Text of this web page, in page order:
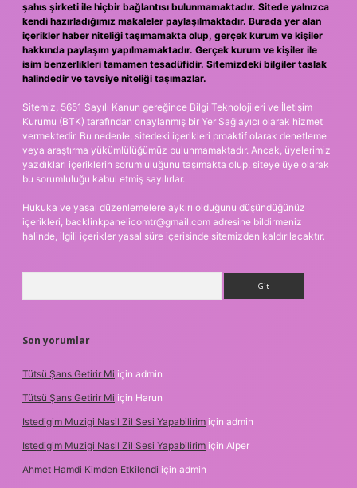
şahıs şirketi ile hiçbir bağlantısı bulunmamaktadır. Sitede yalnızca
kendi hazırladığımız makaleler paylaşılmaktadır. Burada yer alan
içerikler haber niteliği taşımamakta olup, gerçek kurum ve kişiler
hakkında paylaşım yapılmamaktadır. Gerçek kurum ve kişiler ile
isim benzerlikleri tamamen tesadüfidir. Sitemizdeki bilgiler taslak
halindedir ve tavsiye niteliği taşımazlar.
Sitemiz, 5651 Sayılı Kanun gereğince Bilgi Teknolojileri ve İletişim
Kurumu (BTK) tarafından onaylanmış bir Yer Sağlayıcı olarak hizmet
vermektedir. Bu nedenle, sitedeki içerikleri proaktif olarak denetleme
veya araştırma yükümlülüğümüz bulunmamaktadır. Ancak, üyelerimiz
yazdıkları içeriklerin sorumluluğunu taşımakta olup, siteye üye olarak
bu sorumluluğu kabul etmiş sayılırlar.
Hukuka ve yasal düzenlemelere aykırı olduğunu düşündüğünüz
içerikleri, backlinkpanelicomtr@gmail.com adresine bildirmeniz
halinde, ilgili içerikler yasal süre içerisinde sitemizden kaldırılacaktır.
Son yorumlar
Tütsü Şans Getirir Mi için admin
Tütsü Şans Getirir Mi için Harun
Istedigim Muzigi Nasil Zil Sesi Yapabilirim için admin
Istedigim Muzigi Nasil Zil Sesi Yapabilirim için Alper
Ahmet Hamdi Kimden Etkilendi için admin